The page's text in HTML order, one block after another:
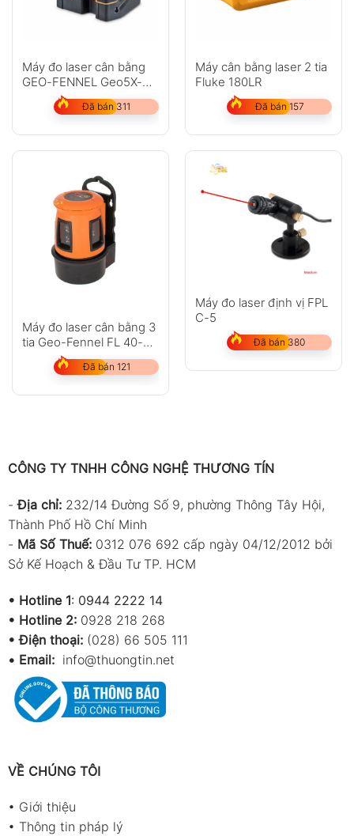
Máy đo laser cân bằng
GEO-FENNEL Geo5X-
L360 HP
Đã bán 311
Máy cân bằng laser 2 tia
Fluke 180LR
Đã bán 157
Máy đo laser cân bằng 3
tia Geo-Fennel FL 40-3
Liner HP
Đã bán 121
Máy đo laser định vị FPL
C-5
Đã bán 380
CÔNG TY TNHH CÔNG NGHỆ THƯƠNG TÍN
-Địa chỉ: 232/14 Đường Số 9, phường Thông Tây Hội,
Thành Phố Hồ Chí Minh
- Mã Số Thuế: 0312 076 692 cấp ngày 04/12/2012 bởi
Sở Kế Hoạch & Đầu Tư TP. HCM
• Hotline 1: 0944 2222 14
• Hotline 2: 0928 218 268
• Điện thoại: (028) 66 505 111
• Email: info@thuongtin.net
VỀ CHÚNG TÔI
• Giới thiệu
• Thông tin pháp lý